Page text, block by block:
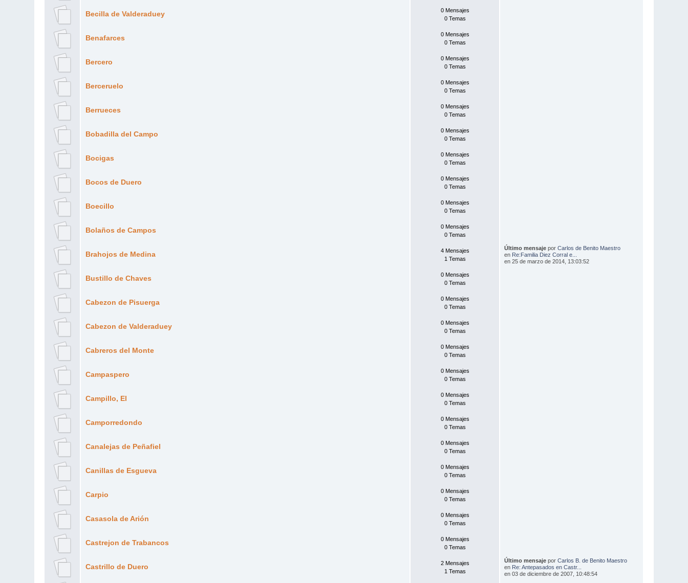
Becilla de Valderaduey
0 Mensajes
0 Temas
Benafarces
0 Mensajes
0 Temas
Bercero
0 Mensajes
0 Temas
Berceruelo
0 Mensajes
0 Temas
Berrueces
0 Mensajes
0 Temas
Bobadilla del Campo
0 Mensajes
0 Temas
Bocigas
0 Mensajes
0 Temas
Bocos de Duero
0 Mensajes
0 Temas
Boecillo
0 Mensajes
0 Temas
Bolaños de Campos
0 Mensajes
0 Temas
Brahojos de Medina
4 Mensajes
1 Temas
Último mensajepor Carlos de Benito Maestro
en Re:Familia Diez Corral e...
en 25 de marzo de 2014, 13:03:52
Bustillo de Chaves
0 Mensajes
0 Temas
Cabezon de Pisuerga
0 Mensajes
0 Temas
Cabezon de Valderaduey
0 Mensajes
0 Temas
Cabreros del Monte
0 Mensajes
0 Temas
Campaspero
0 Mensajes
0 Temas
Campillo, El
0 Mensajes
0 Temas
Camporredondo
0 Mensajes
0 Temas
Canalejas de Peñafiel
0 Mensajes
0 Temas
Canillas de Esgueva
0 Mensajes
0 Temas
Carpio
0 Mensajes
0 Temas
Casasola de Arión
0 Mensajes
0 Temas
Castrejon de Trabancos
0 Mensajes
0 Temas
Castrillo de Duero
2 Mensajes
1 Temas
Último mensajepor Carlos B. de Benito Maestro
en Re: Antepasados en Castr...
en 03 de diciembre de 2007, 10:48:54